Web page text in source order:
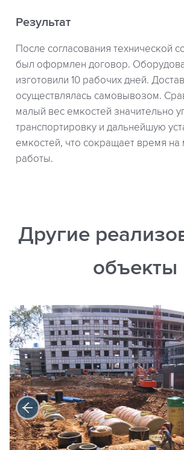
Результат
После согласования технической
был оформлен договор.
изготовили 10 рабочих дней.
осуществлялась самовывозом.
малый вес емкостей значительно
транспортировку и дальнейшую
емкостей, что сокращает время
работы.
Другие
объекты